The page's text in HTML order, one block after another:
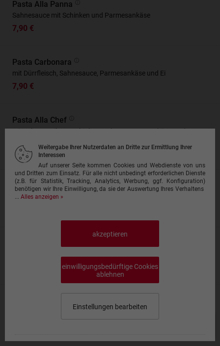
Pasta Alla Panna
Sahnesauce mit Schinken und Parmesankäse
7,90 €
Pasta Carbonara
mit Dürrfleisch, Sahnesauce, Parmesankäse und Ei
7,90 €
Pasta Alla Chef
mit Erbsen, Pilzen, Schinken, Sahne, Parmesankäse und
8,30 €
Pasta Marinara
mit Meeresfrüchten und Tomatensauce
mit Fleischstückchen, Champignons, Schinken, pik.
Weitergabe Ihrer Nutzerdaten an Dritte zur Ermittlung Ihrer
Interessen
Auf unserer Seite kommen Cookies und Webdienste von uns
und Dritten zum Einsatz. Für alle nicht unbedingt erforderlichen Dienste
(z.B. für Statistik, Tracking, Analytics, Werbung, ggf. Konfiguration)
benötigen wir Ihre Einwilligung, da sie der Auswertung Ihres Verhaltens
... Alles anzeigen »
akzeptieren
einwilligungsbedürftige Cookies
ablehnen
Einstellungen bearbeiten